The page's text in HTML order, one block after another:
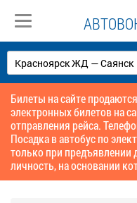
Билеты на сайте
электронных билетов на
отправления рейса.
Посадка в автобус по
только при предъявлении
личность, на основании